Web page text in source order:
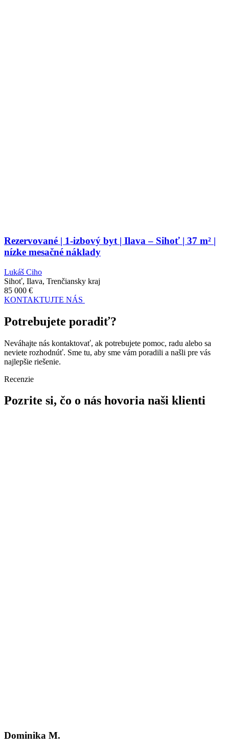
Rezervované | 1-izbový byt | Ilava – Sihoť | 37 m² |
nízke mesačné náklady
Lukáš Ciho
Sihoť, Ilava, Trenčiansky kraj
85 000 €
KONTAKTUJTE NÁS
Potrebujete poradiť?
Neváhajte nás kontaktovať, ak potrebujete pomoc, radu alebo sa
neviete rozhodnúť. Sme tu, aby sme vám poradili a našli pre vás
najlepšie riešenie.
Recenzie
Pozrite si, čo o nás hovoria naši klienti
Dominika M.